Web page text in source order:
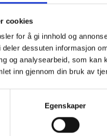
cookies
for å gi innhold og
dessuten informasjon
og analysearbeid, som
inn gjennom din bruk av
Egenskaper